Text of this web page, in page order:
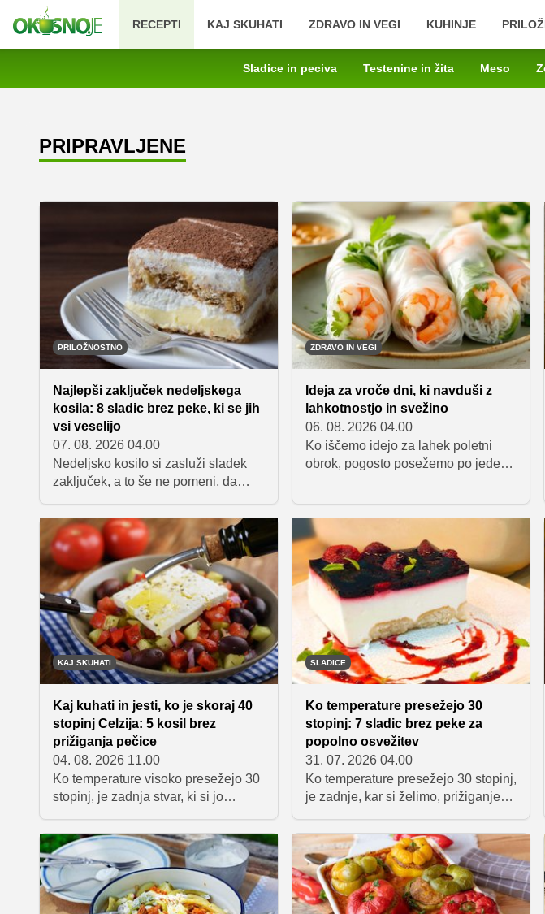
RECEPTI KAJ SKUHATI ZDRAVO IN VEGI KUHINJE
Sladice in peciva Testenine in žita Meso
PRIPRAVLJENE
PRILOŽNOSTNO
Najlepši zaključek nedeljskega
kosila: 8 sladic brez peke, ki se jih
vsi veselijo
07. 08. 2026 04.00
Nedeljsko kosilo si zasluži sladek
zaključek, a to še ne pomeni, da
pečico. Sladice brez peke so hitro
pripravljene in še zlasti primerne za
vroče poletje, ko se nam bolj
priležejo hladni in osvežilni
posladki. Če iščete idejo za poletno
sladico, ki bo po družinskem kosilu
izginila med prvimi, ste na pravem
mestu.
ZDRAVO IN VEGI
Ideja za vroče dni, ki navduši z
lahkotnostjo in svežino
06. 08. 2026 04.00
Ko iščemo idejo za lahek poletni
obrok, pogosto posežemo po jedeh,
zavitki iz riževega papirja, ki
navdušujejo s kombinacijo
hrustljave zelenjave, kozic in
lahkotnih rezancev. Priljubljena jed
iz vietnamske kuhinje je odlična
izbira za piknike, kosila na prostem
ali kot osvežilna večerja v vročih
dneh.
KAJ SKUHATI
Kaj kuhati in jesti, ko je skoraj 40
stopinj Celzija: 5 kosil brez
prižiganja pečice
04. 08. 2026 11.00
Ko temperature visoko presežejo 30
stopinj, je zadnja stvar, ki si jo
kuhanje. Pečica ostane ugasnjena,
težke jedi pa zamenjajo sveže, hitro
pripravljene kombinacije, ki nas
nasitijo, a ne obremenijo.
SLADICE
Ko temperature presežejo 30
stopinj: 7 sladic brez peke za
popolno osvežitev
31. 07. 2026 04.00
Ko temperature presežejo 30 stopinj,
je zadnje, kar si želimo, prižiganje
osvežilnih sladic brez peke, ki
navdušijo s kremasto teksturo in
sadnimi okusi. Zbrali smo sedem
receptov, ki bodo poskrbeli za
ohladitev in osvežitev tudi v najhujši